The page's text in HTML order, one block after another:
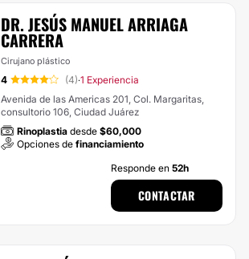
DR. JESÚS MANUEL ARRIAGA
CARRERA
Cirujano plástico
4 (4)·1 Experiencia
Avenida de las Americas 201, Col. Margaritas,
consultorio 106, Ciudad Juárez
Rinoplastia desde $60,000
Opciones de financiamiento
Responde en 52h
CONTACTAR